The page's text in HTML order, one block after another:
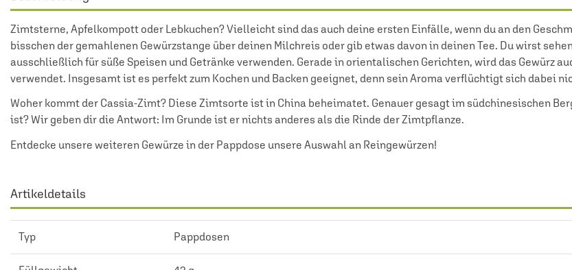
Zimtsterne, Apfelkompott oder Lebkuchen? Vielleicht sind das auch deine ersten Einfälle, wenn du an den
bisschen der gemahlenen Gewürzstange über deinen Milchreis oder gib etwas davon in deinen Tee. Du wirst
ausschließlich für süße Speisen und Getränke verwenden. Gerade in orientalischen Gerichten, wird das Gewürz
verwendet. Insgesamt ist es perfekt zum Kochen und Backen geeignet, denn sein Aroma verflüchtigt sich dabei
Woher kommt der Cassia-Zimt? Diese Zimtsorte ist in China beheimatet. Genauer gesagt im südchinesischen
ist? Wir geben dir die Antwort: Im Grunde ist er nichts anderes als die Rinde der Zimtpflanze.
Entdecke unsere weiteren Gewürze in der Pappdose unsere Auswahl an Reingewürzen!
Artikeldetails
Typ Pappdosen